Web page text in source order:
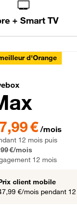
+ Smart TV
mois
d'Orange
€ par mois pendant
€/mois
12 mois puis
€/mois
12 mois
client mobile
€/mois pendant